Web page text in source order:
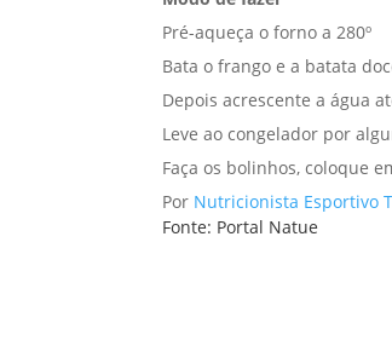
Pré-aqueça o forno a 280º
Bata o frango e a batata
Depois acrescente a água
Leve ao congelador por
Faça os bolinhos, coloque
Por Nutricionista Esportivo
Fonte: Portal Natue